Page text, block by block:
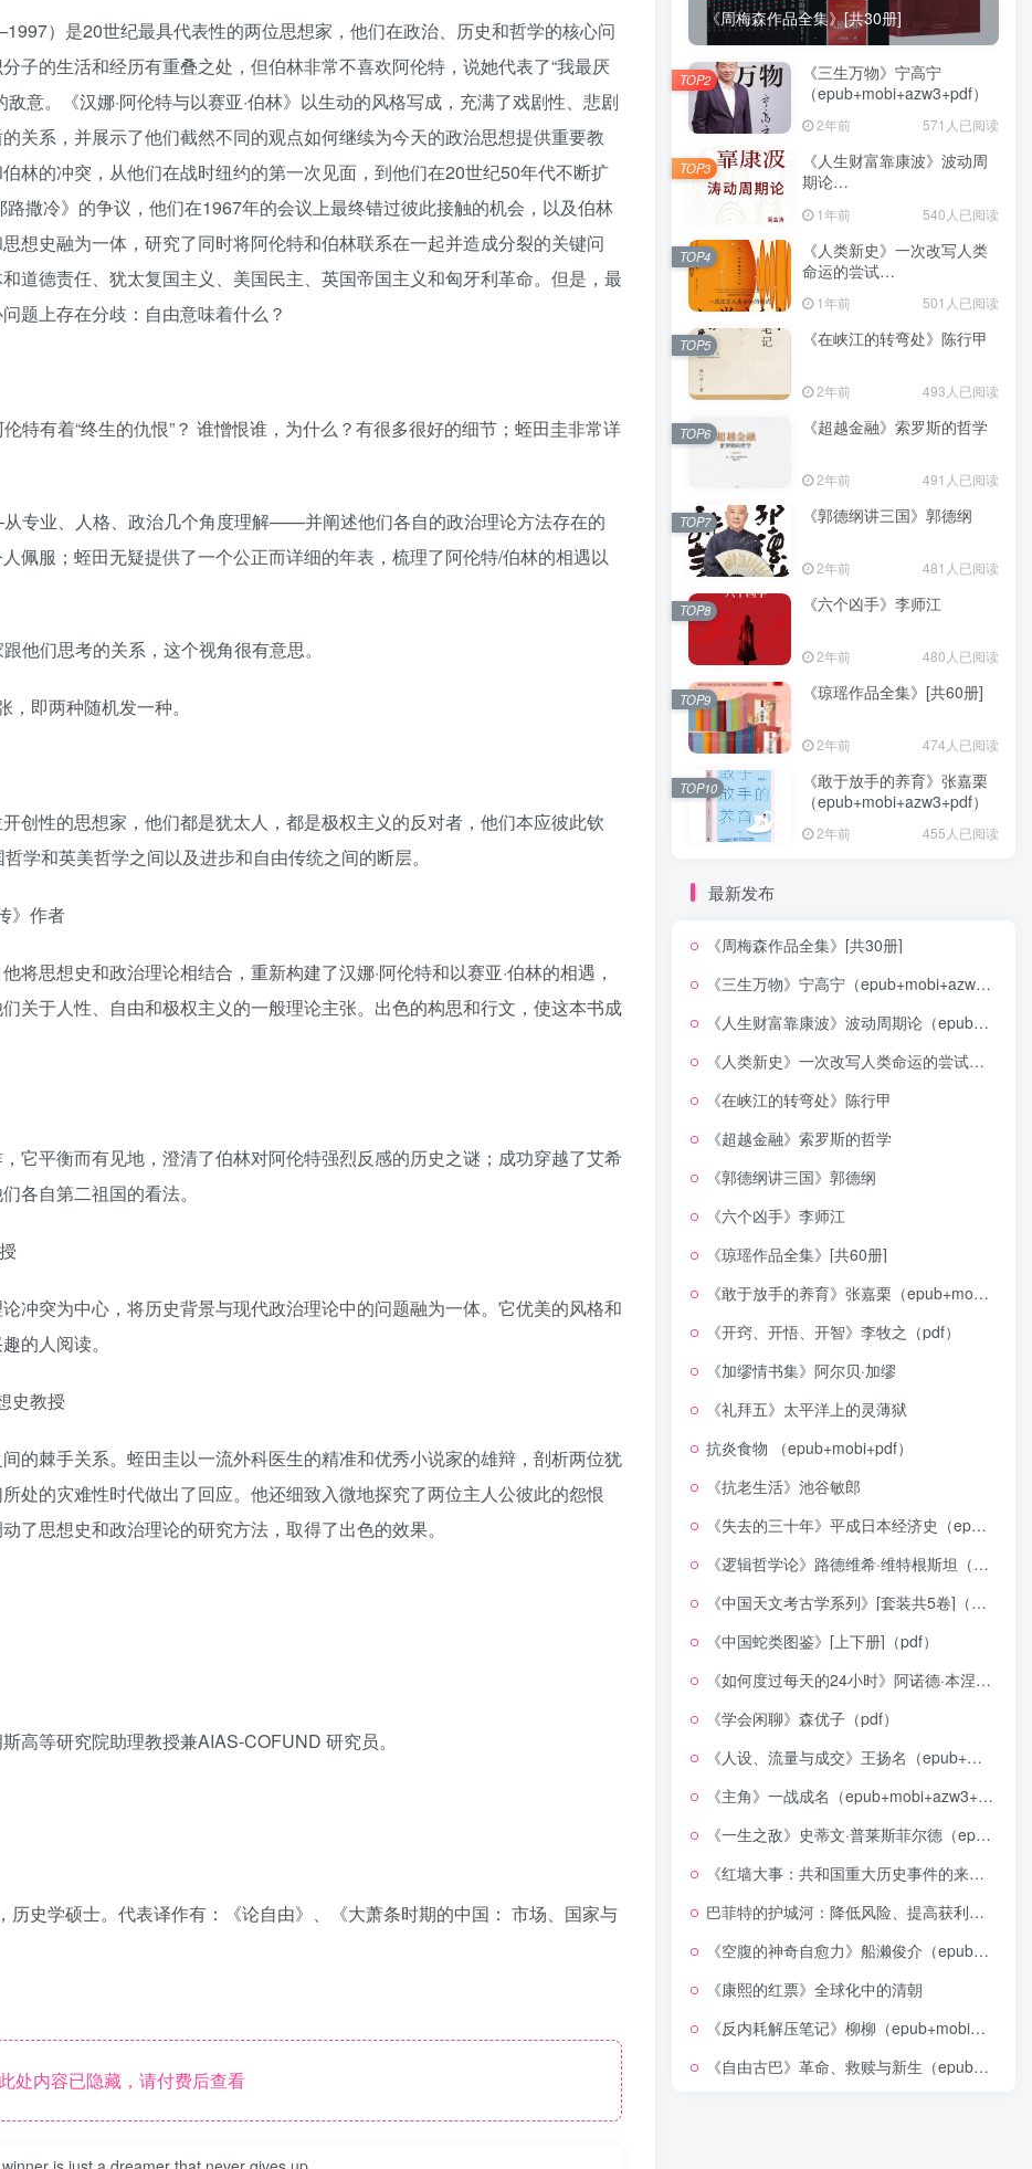
）是20世纪最具代表性的两位思想家，他们在政治、历史和哲学的核心问
子的生活和经历有重叠之处，但伯林非常不喜欢阿伦特，说她代表了“我最厌
意。《汉娜·阿伦特与以赛亚·伯林》以生动的风格写成，充满了戏剧性、悲剧
关系，并展示了他们截然不同的观点如何继续为今天的政治思想提供重要教
林的冲突，从他们在战时纽约的第一次见面，到他们在20世纪50年代不断扩
撒冷》的争议，他们在1967年的会议上最终错过彼此接触的机会，以及伯林
想史融为一体，研究了同时将阿伦特和伯林联系在一起并造成分裂的关键问
道德责任、犹太复国主义、美国民主、英国帝国主义和匈牙利革命。但是，最
题上存在分歧：自由意味着什么？
特有着“终生的仇恨”？ 谁憎恨谁，为什么？有很多很好的细节；蛭田圭非常详
专业、人格、政治几个角度理解——并阐述他们各自的政治理论方法存在的
佩服；蛭田无疑提供了一个公正而详细的年表，梳理了阿伦特/伯林的相遇以
他们思考的关系，这个视角很有意思。
即两种随机发一种。
创性的思想家，他们都是犹太人，都是极权主义的反对者，他们本应彼此钦
学和英美哲学之间以及进步和自由传统之间的断层。
》作者
思想史和政治理论相结合，重新构建了汉娜·阿伦特和以赛亚·伯林的相遇，
关于人性、自由和极权主义的一般理论主张。出色的构思和行文，使这本书成
它平衡而有见地，澄清了伯林对阿伦特强烈反感的历史之谜；成功穿越了艾希
各自第二祖国的看法。
冲突为中心，将历史背景与现代政治理论中的问题融为一体。它优美的风格和
的人阅读。
史教授
的棘手关系。蛭田圭以一流外科医生的精准和优秀小说家的雄辩，剖析两位犹
处的灾难性时代做出了回应。他还细致入微地探究了两位主人公彼此的怨恨
了思想史和政治理论的研究方法，取得了出色的效果。
高等研究院助理教授兼AIAS-COFUND 研究员。
史学硕士。代表译作有：《论自由》、《大萧条时期的中国： 市场、国家与
此处内容已隐藏，请付费后查看
《周梅森作品全集》[共30册]
《三生万物》宁高宁
（epub+mobi+azw3+pdf）
2年前 571人已阅读
TOP2
《人生财富靠康波》波动周
期论
1年前 540人已阅读
TOP3
《人类新史》一次改写人类
命运的尝试
1年前 501人已阅读
TOP4
《在峡江的转弯处》陈行甲
2年前 493人已阅读
TOP5
《超越金融》索罗斯的哲学
2年前 491人已阅读
TOP6
《郭德纲讲三国》郭德纲
2年前 481人已阅读
TOP7
《六个凶手》李师江
2年前 480人已阅读
TOP8
《琼瑶作品全集》[共60册]
2年前 474人已阅读
TOP9
《敢于放手的养育》张嘉栗
（epub+mobi+azw3+pdf）
2年前 455人已阅读
TOP10
最新发布
《周梅森作品全集》[共30册]
《三生万物》宁高宁（epub+mobi+azw3+pdf）
《人生财富靠康波》波动周期论（epub+mobi+azw3+pdf）
《人类新史》一次改写人类命运的尝试（epub+mobi+azw3+pdf）
《在峡江的转弯处》陈行甲
《超越金融》索罗斯的哲学
《郭德纲讲三国》郭德纲
《六个凶手》李师江
《琼瑶作品全集》[共60册]
《敢于放手的养育》张嘉栗（epub+mobi+azw3+pdf）
《开窍、开悟、开智》李牧之（pdf）
《加缪情书集》阿尔贝·加缪
《礼拜五》太平洋上的灵薄狱
抗炎食物 （epub+mobi+pdf）
《抗老生活》池谷敏郎
《失去的三十年》平成日本经济史（epub+mobi+azw3+pdf）
《逻辑哲学论》路德维希·维特根斯坦（epub+mobi+azw3+pdf）
《中国天文考古学系列》[套装共5卷]（epub+mobi+azw3+pdf）
《中国蛇类图鉴》[上下册]（pdf）
《如何度过每天的24小时》阿诺德·本涅特（epub+mobi+azw3+pdf）
《学会闲聊》森优子（pdf）
《人设、流量与成交》王扬名（epub+mobi+azw3+pdf）
《主角》一战成名（epub+mobi+azw3+pdf）
《一生之敌》史蒂文·普莱斯菲尔德（epub+mobi+azw3+pdf）
《红墙大事：共和国重大历史事件的来龙去脉》（全二册）（pdf）
巴菲特的护城河：降低风险、提高获利的股市真规则(epub+azw3+mobi)
《空腹的神奇自愈力》船濑俊介（epub+mobi+azw3+pdf）
《康熙的红票》全球化中的清朝
《反内耗解压笔记》柳柳（epub+mobi+azw3+pdf）
《自由古巴》革命、救赎与新生（epub+mobi+azw3+pdf）